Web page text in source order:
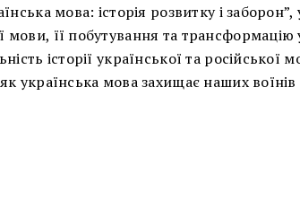
мова: історія розвитку і заборон”,
її побутування та трансформацію
історії української та російської
українська мова захищає наших